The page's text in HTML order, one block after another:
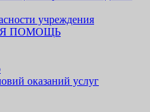
учреждения
ПОМОЩЬ
оказаний услуг